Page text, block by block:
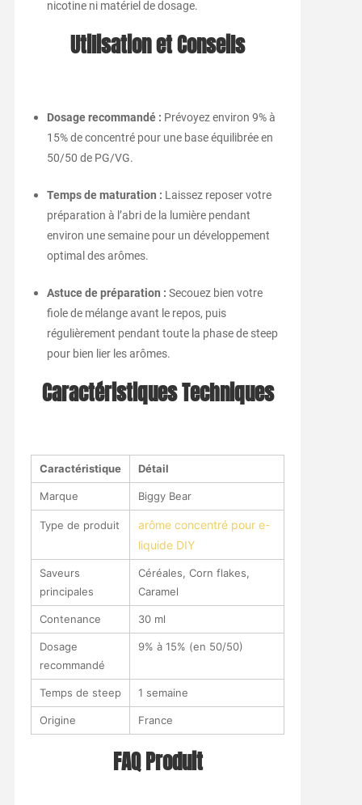
nicotine ni matériel de dosage.
Utilisation et Conseils
Dosage recommandé : Prévoyez environ 9% à
15% de concentré pour une base équilibrée en
50/50 de PG/VG.
Temps de maturation : Laissez reposer votre
préparation à l’abri de la lumière pendant
environ une semaine pour un développement
optimal des arômes.
Astuce de préparation : Secouez bien votre
fiole de mélange avant le repos, puis
régulièrement pendant toute la phase de steep
pour bien lier les arômes.
Caractéristiques Techniques
Caractéristique Détail
Marque Biggy Bear
Type de produit
arôme concentré pour e-
liquide DIY
Saveurs
principales
Céréales, Corn flakes,
Caramel
Contenance 30 ml
Dosage
recommandé
9% à 15% (en 50/50)
Temps de steep 1 semaine
Origine France
FAQ Produit